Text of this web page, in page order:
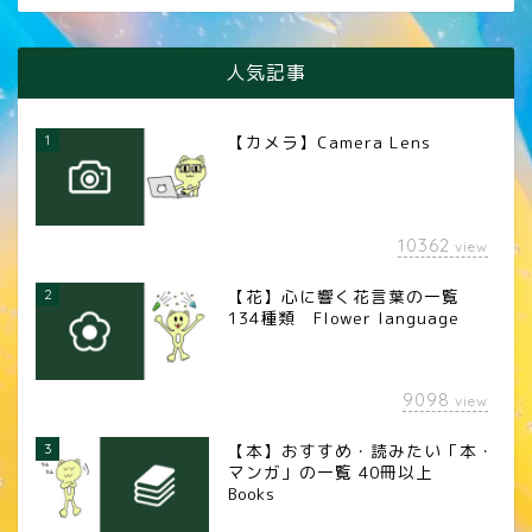
人気記事
1 【カメラ】Camera Lens
10362 view
2
【花】心に響く花言葉の一覧
134種類 Flower language
9098 view
3
【本】おすすめ・読みたい「本・
マンガ」の一覧 40冊以上
Books